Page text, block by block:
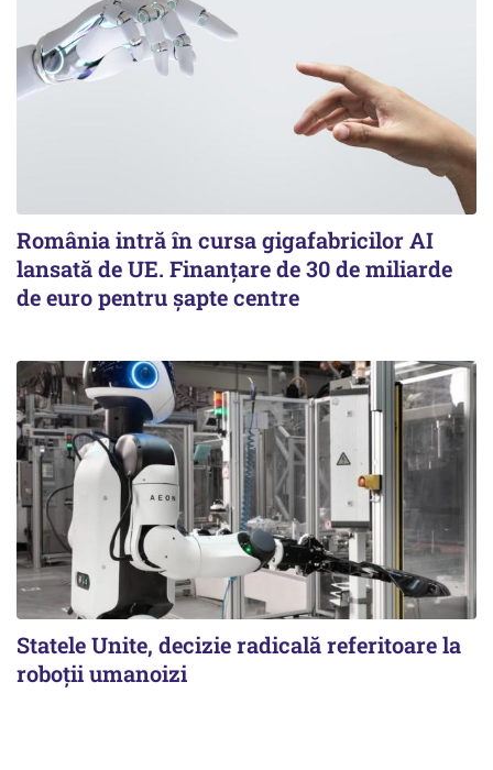
România intră în cursa gigafabricilor AI
lansată de UE. Finanțare de 30 de miliarde
de euro pentru șapte centre
Statele Unite, decizie radicală referitoare la
roboții umanoizi